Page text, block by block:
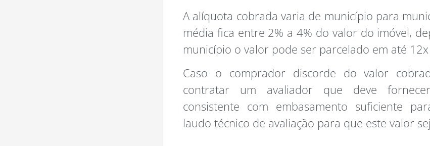
A alíquota cobrada varia de município para
média fica entre 2% a 4% do valor do imóvel,
município o valor pode ser parcelado em até
Caso o comprador discorde do valor
contratar um avaliador que deve
consistente com embasamento suficiente
laudo técnico de avaliação para que este valor